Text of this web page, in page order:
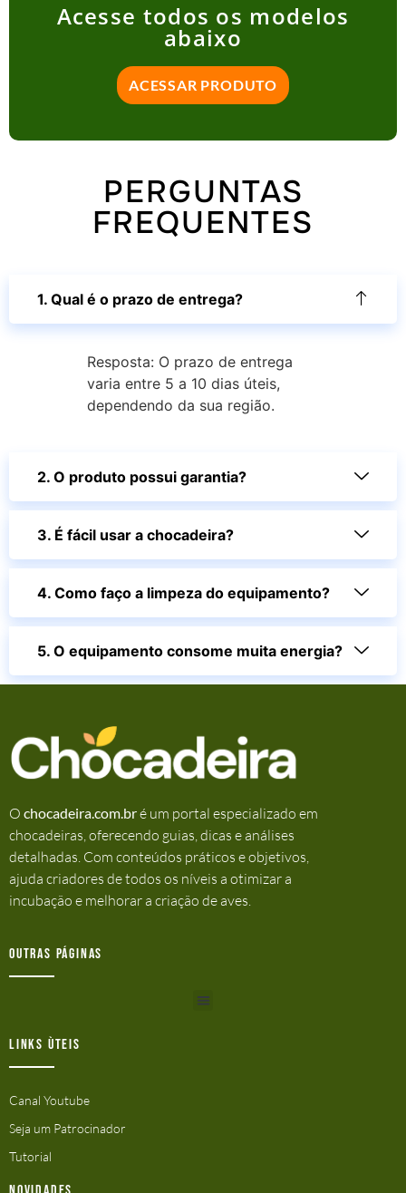
Acesse todos os modelos
abaixo
ACESSAR PRODUTO
PERGUNTAS
FREQUENTES
1. Qual é o prazo de entrega?
Resposta: O prazo de entrega
varia entre 5 a 10 dias úteis,
dependendo da sua região.
2. O produto possui garantia?
3. É fácil usar a chocadeira?
4. Como faço a limpeza do equipamento?
5. O equipamento consome muita energia?
O chocadeira.com.bré um portal especializado em
chocadeiras, oferecendo guias, dicas e análises
detalhadas. Com conteúdos práticos e objetivos,
ajuda criadores de todos os níveis a otimizar a
incubação e melhorar a criação de aves.
Outras Páginas
Links ùteis
Canal Youtube
Seja um Patrocinador
Tutorial